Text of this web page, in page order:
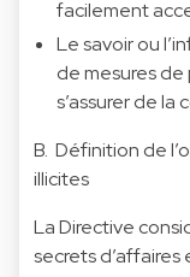
facilement
Le savoir ou
de mesures
s’assurer de
B. Définition de
illicites
La Directive
secrets d’affaires